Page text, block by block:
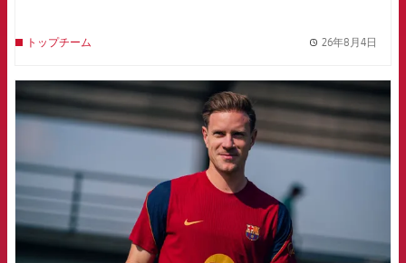
トップチーム 26年8月4日
FCB Barcelona badge